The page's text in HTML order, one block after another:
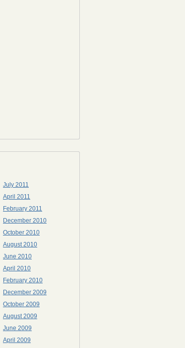
July 2011
April 2011
February 2011
December 2010
October 2010
August 2010
June 2010
April 2010
February 2010
December 2009
October 2009
August 2009
June 2009
April 2009